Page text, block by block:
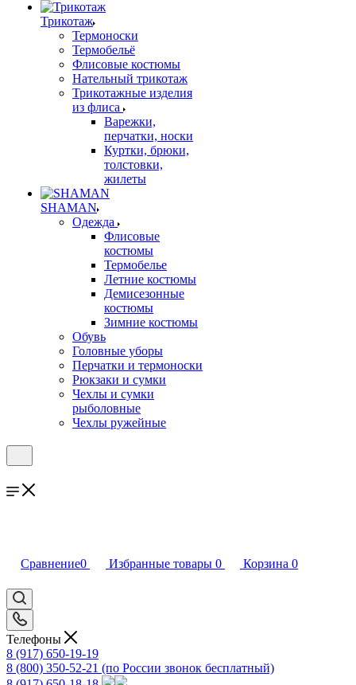
Трикотаж
Термоноски
Термобельё
Флисовые костюмы
Нательный трикотаж
Трикотажные изделия
из флиса
Варежки,
перчатки, носки
Куртки, брюки,
толстовки,
жилеты
SHAMAN
Одежда
Флисовые
костюмы
Термобелье
Летние костюмы
Демисезонные
костюмы
Зимние костюмы
Обувь
Головные уборы
Перчатки и термоноски
Рюкзаки и сумки
Чехлы и сумки
рыболовные
Чехлы ружейные
Сравнение0 Избранные товары 0 Корзина 0
Телефоны
8 (917) 650-19-19
8 (800) 350-52-21 (по России звонок бесплатный)